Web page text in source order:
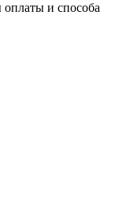
и способа